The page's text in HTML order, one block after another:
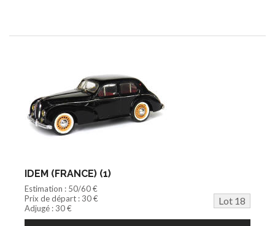
IDEM (FRANCE) (1)
Estimation : 50/60 €
Prix de départ : 30 €
Lot 18
Adjugé : 30 €